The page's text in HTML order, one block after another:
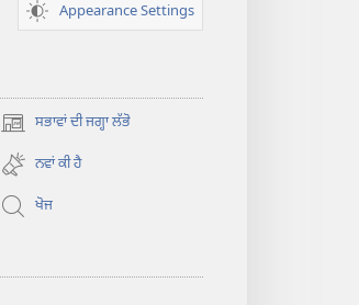
Appearance Settings
ਸਭਾਵਾਂ ਦੀ ਜਗ੍ਹਾ ਲੱਭੋ
(opens
new
window)
ਨਵਾਂ ਕੀ ਹੈ
ਖੋਜ